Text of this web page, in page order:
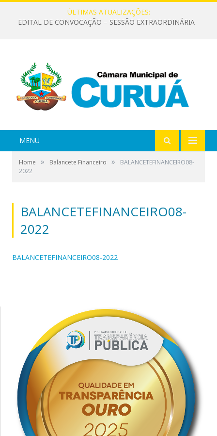
ÚLTIMAS ATUALIZAÇÕES:
EDITAL DE CONVOCAÇÃO – SESSÃO EXTRAORDINÁRIA
MENU
Home » Balancete Financeiro »
BALANCETEFINANCEIRO08-
2022
BALANCETEFINANCEIRO08-
2022
BALANCETEFINANCEIRO08-2022